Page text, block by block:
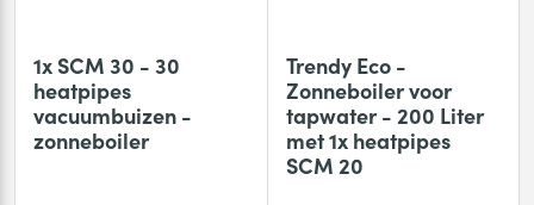
1x SCM 30 - 30
heatpipes
vacuumbuizen -
zonneboiler
Trendy Eco -
Zonneboiler voor
tapwater - 200 Liter
met 1x heatpipes
SCM 20